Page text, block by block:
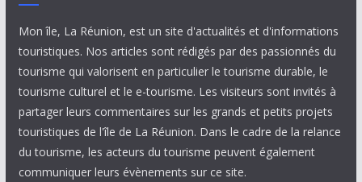
Mon île, La Réunion, est un site d'actualités et d'informations
touristiques. Nos articles sont rédigés par des passionnés du
tourisme qui valorisent en particulier le tourisme durable, le
tourisme culturel et le e-tourisme. Les visiteurs sont invités à
partager leurs commentaires sur les grands et petits projets
touristiques de l'île de La Réunion. Dans le cadre de la relance
du tourisme, les acteurs du tourisme peuvent également
communiquer leurs évènements sur ce site.